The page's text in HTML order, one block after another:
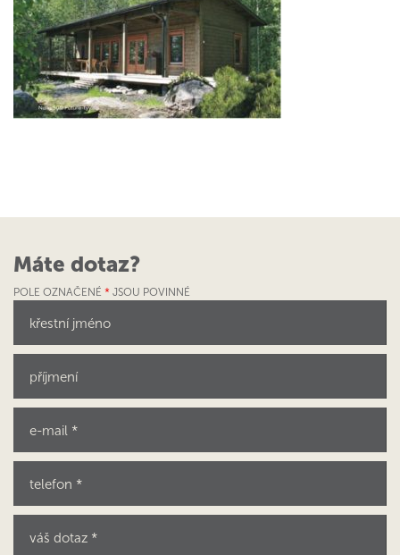
Máte dotaz?
POLE OZNAČENÉ * JSOU POVINNÉ